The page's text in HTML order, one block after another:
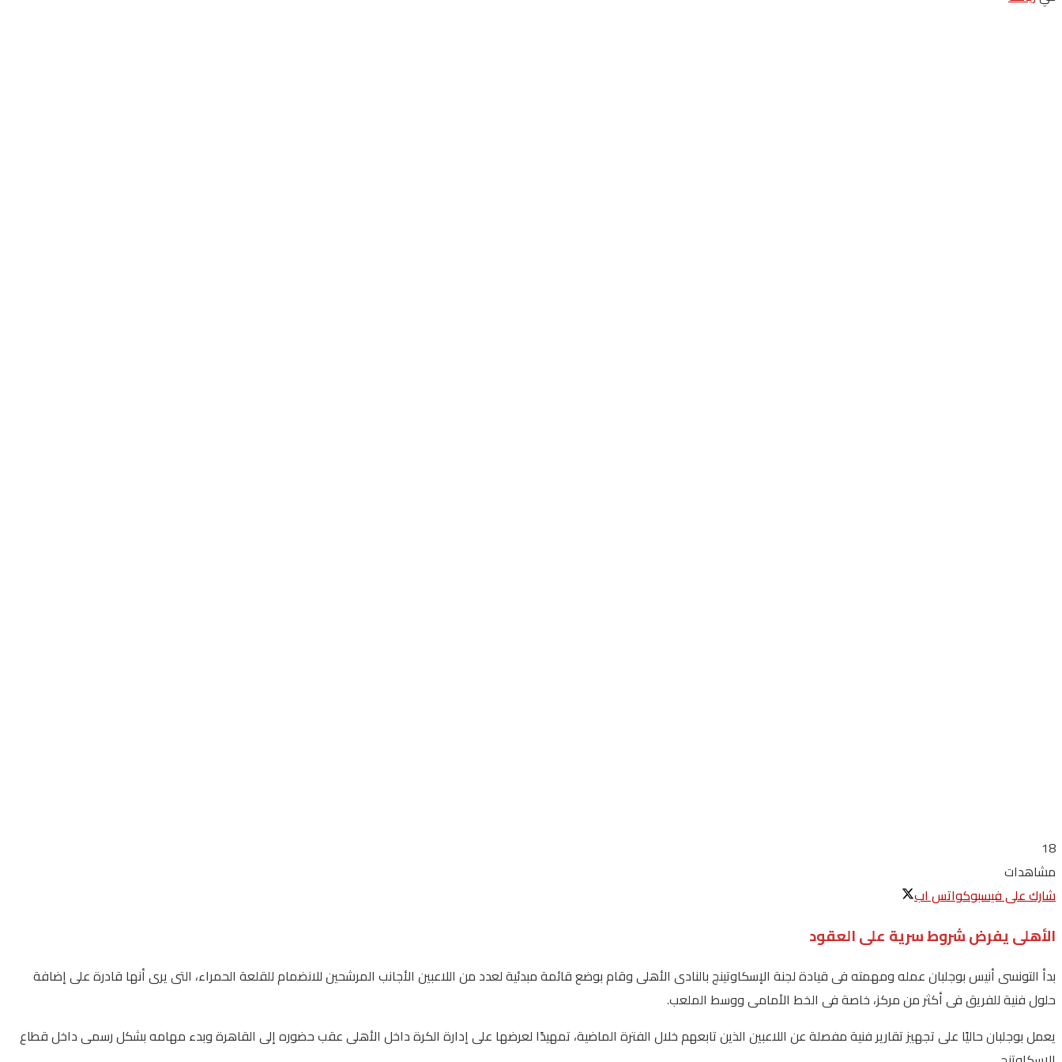
18
مشاهدات
شارك على فيسبوكواتس اب
الأهلى يفرض شروط سرية على العقود
بدأ التونسى أنيس بوجلبان عمله ومهمته فى قيادة لجنة الإسكاوتينج بالنادى الأهلى وقام بوضع قائمة مبدئية لعدد من اللاعبين الأجانب المرشحين للانضمام للقلعة الحمراء، التى يرى أنها قادرة على إضافة
حلول فنية للفريق فى أكثر من مركز، خاصة فى الخط الأمامى ووسط الملعب.
يعمل بوجلبان حاليًا على تجهيز تقارير فنية مفصلة عن اللاعبين الذين تابعهم خلال الفترة الماضية، تمهيدًا لعرضها على إدارة الكرة داخل الأهلى عقب حضوره إلى القاهرة وبدء مهامه بشكل رسمى داخل قطاع